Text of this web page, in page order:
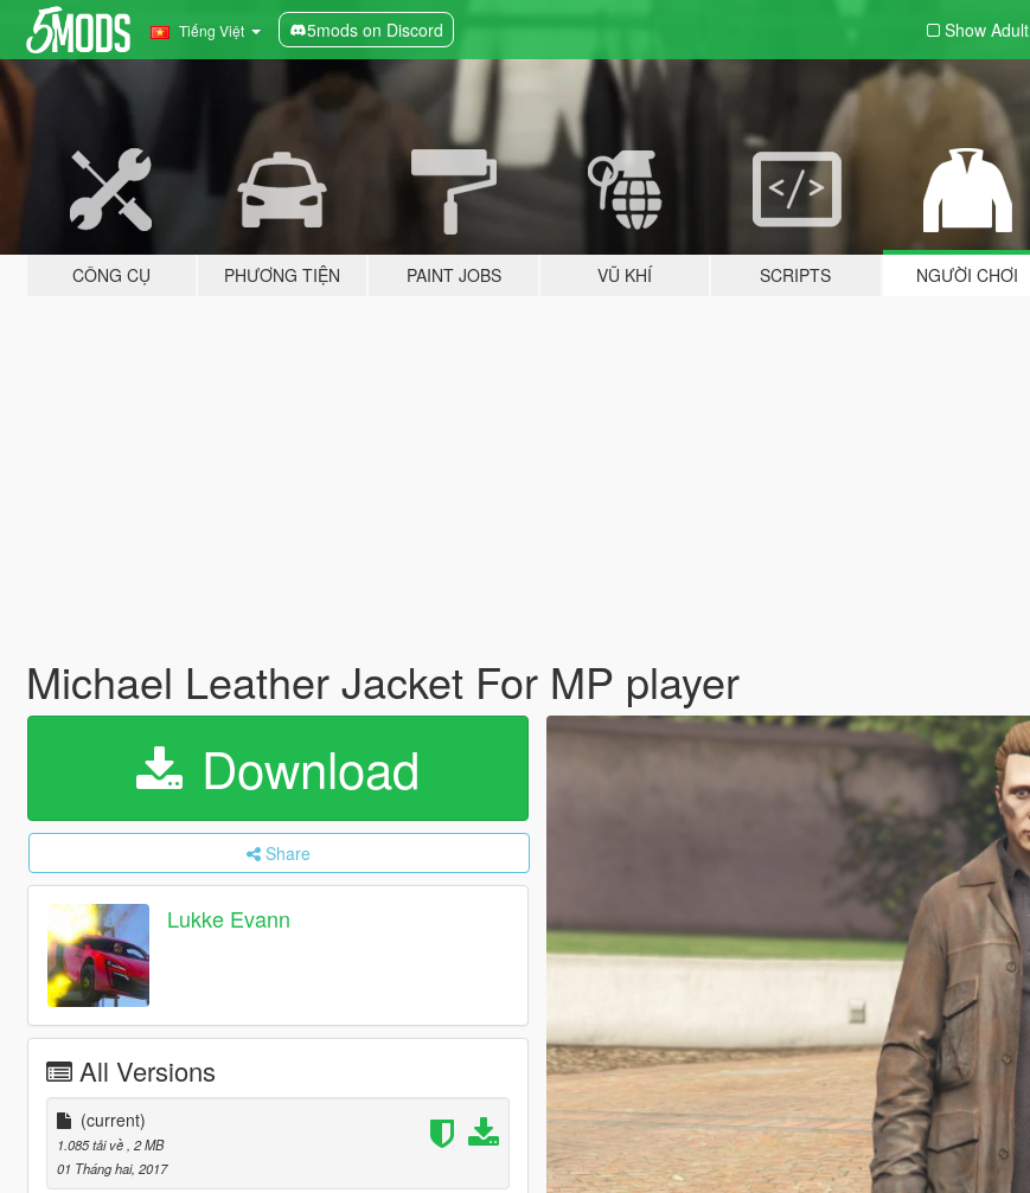
Tiếng Việt 5mods on Discord Show Adult
CÔNG CỤ PHƯƠNG TIỆN PAINT JOBS VŨ KHÍ SCRIPTS NGƯỜI CHƠI
Michael Leather Jacket For MP player
Download
Share
Lukke Evann
All Versions
(current)
1.085 tải về , 2 MB
01 Tháng hai, 2017